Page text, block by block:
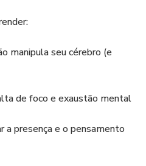
manipula seu cérebro (e
de foco e exaustão mental
a presença e o pensamento